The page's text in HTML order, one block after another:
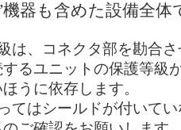
機器も含めた設備全
は、コネクタ部を勘合
るユニットの保護等級
うに依存します。
てはシールドが付いて